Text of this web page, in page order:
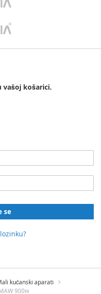
vašoj košarici.
se
kućanski aparati
900w